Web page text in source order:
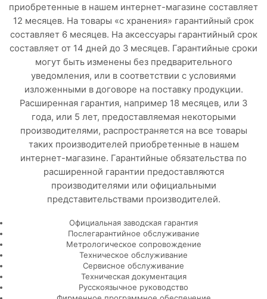
приобретенные в нашем интернет-магазине составляет
12 месяцев. На товары «с хранения» гарантийный срок
составляет 6 месяцев. На аксессуары гарантийный срок
составляет от 14 дней до 3 месяцев. Гарантийные сроки
могут быть изменены без предварительного
уведомления, или в соответствии с условиями
изложенными в договоре на поставку продукции.
Расширенная гарантия, например 18 месяцев, или 3
года, или 5 лет, предоставляемая некоторыми
производителями, распространяется на все товары
таких производителей приобретенные в нашем
интернет-магазине. Гарантийные обязательства по
расширенной гарантии предоставляются
производителями или официальными
представительствами производителей.
Официальная заводская гарантия
Послегарантийное обслуживание
Метрологическое сопровождение
Техническое обслуживание
Сервисное обслуживание
Техническая документация
Русскоязычное руководство